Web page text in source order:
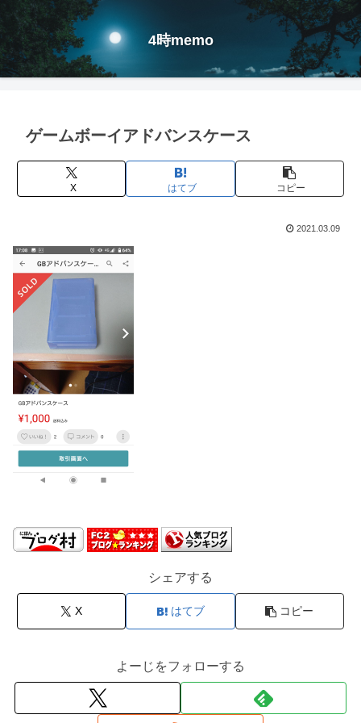
4時memo
ゲームボーイアドバンスケース
X はてブ コピー
2021.03.09
シェアする
X はてブ コピー
よーじをフォローする